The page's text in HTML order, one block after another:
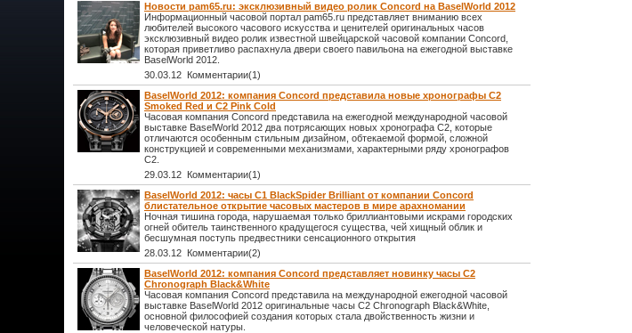
Новости pam65.ru: эксклюзивный видео ролик Concord на BaselWorld 2012
Информационный часовой портал pam65.ru представляет вниманию всех
любителей высокого часового искусства и ценителей оригинальных часов
эксклюзивный видео ролик известной швейцарской часовой компании Concord,
которая приветливо распахнула двери своего павильона на ежегодной выставке
BaselWorld 2012.
30.03.12 Комментарии(1)
BaselWorld 2012: компания Concord представила новые хронографы С2
Smoked Red и C2 Pink Cold
Часовая компания Concord представила на ежегодной международной часовой
выставке BaselWorld 2012 два потрясающих новых хронографа С2, которые
отличаются особенным стильным дизайном, обтекаемой формой, сложной
конструкцией и современными механизмами, характерными ряду хронографов
С2.
29.03.12 Комментарии(1)
BaselWorld 2012: часы C1 BlackSpider Brilliant от компании Concord
блистательное открытие часовых мастеров в мире арахномании
Ночная тишина города, нарушаемая только бриллиантовыми искрами городских
огней обитель таинственного крадущегося существа, чей хищный облик и
бесшумная поступь предвестники сенсационного открытия
28.03.12 Комментарии(2)
BaselWorld 2012: компания Concord представляет новинку часы C2
Chronograph Black&White
Часовая компания Concord представила на международной ежегодной часовой
выставке BaselWorld 2012 оригинальные часы C2 Chronograph Black&White,
основной философией создания которых стала двойственность жизни и
человеческой натуры.